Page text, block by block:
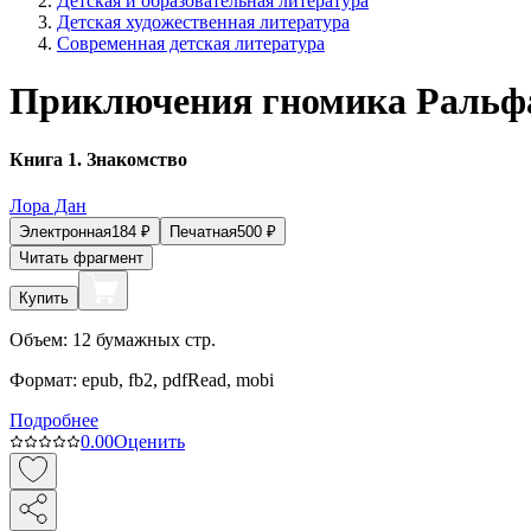
Детская художественная литература
Современная детская литература
Приключения гномика
Книга 1. Знакомство
Лора Дан
Электронная184 ₽ Печатная500 ₽
Читать фрагмент
Купить
Объем: 12 бумажных стр.
Формат: epub, fb2, pdfRead, mobi
Подробнее
0.00Оценить